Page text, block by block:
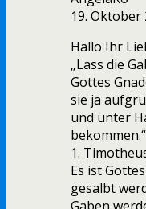
19. Oktober
Hallo Ihr
„Lass die
Gottes
sie ja
und unter
bekommen.“
‭‭1.
Es ist
gesalbt